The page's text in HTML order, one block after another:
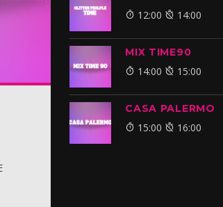
12:00 14:00
MIX TIME90
14:00 15:00
CASA PALERMO
15:00 16:00